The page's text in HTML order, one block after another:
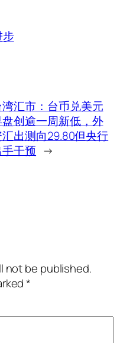
步
湾汇市：台币兑美元
创逾一周新低，外
汇出测向29.80但央行
干预 →
not be published.
*